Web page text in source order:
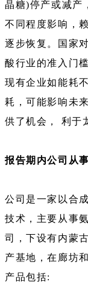
晶糖)停产或减产
不同程度影响，
逐步恢复。国家
酸行业的准入门
现有企业如能耗
耗，可能影响未
供了机会， 利于
报告期内公司从
公司是一家以合
技术，主要从事
司，下设有内蒙
产基地，在廊坊
产品包括: